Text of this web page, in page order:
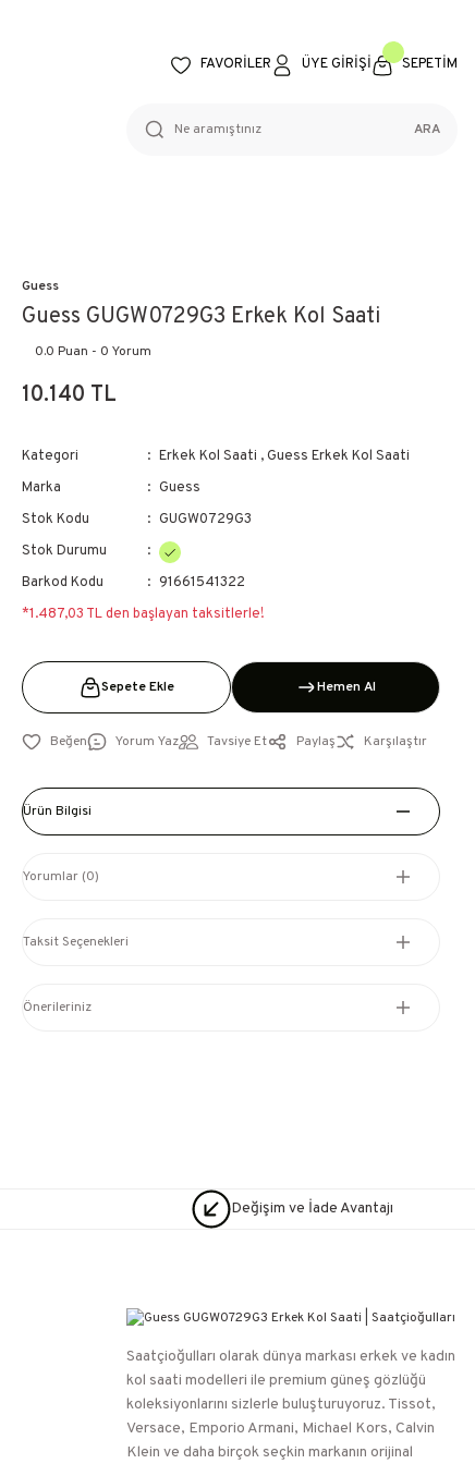
FAVORİLER ÜYE GİRİŞİ SEPETİM
ARA
Guess
Guess GUGW0729G3 Erkek Kol Saati
0.0 Puan - 0 Yorum
10.140 TL
Kategori Erkek Kol Saati ,Guess Erkek Kol Saati
Marka
Guess
Stok Kodu
GUGW0729G3
Stok Durumu
Barkod Kodu
91661541322
*1.487,03 TL den başlayan taksitlerle!
Sepete Ekle Hemen Al
Yorum Yaz Tavsiye Et Paylaş Karşılaştır
Ürün Bilgisi
Yorumlar (0)
Taksit Seçenekleri
Önerileriniz
Değişim ve İade Avantajı
Saatçioğulları⁠ olarak dünya markası erkek ve kadın
kol saati modelleri ile premium güneş gözlüğü
koleksiyonlarını sizlerle buluşturuyoruz. Tissot,
Versace, Emporio Armani, Michael Kors, Calvin
Klein ve daha birçok seçkin markanın orijinal